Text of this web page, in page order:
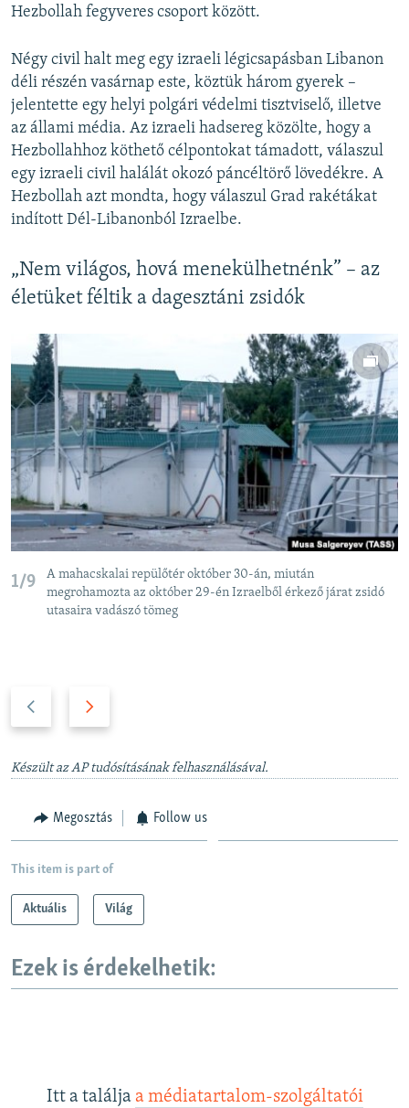
Hezbollah fegyveres csoport között.
Négy civil halt meg egy izraeli légicsapásban Libanon
déli részén vasárnap este, köztük három gyerek –
jelentette egy helyi polgári védelmi tisztviselő, illetve
az állami média. Az izraeli hadsereg közölte, hogy a
Hezbollahhoz köthető célpontokat támadott, válaszul
egy izraeli civil halálát okozó páncéltörő lövedékre. A
Hezbollah azt mondta, hogy válaszul Grad rakétákat
indított Dél-Libanonból Izraelbe.
„Nem világos, hová menekülhetnénk” – az
életüket féltik a dagesztáni zsidók
1/9
A mahacskalai repülőtér október 30-án, miután
megrohamozta az október 29-én Izraelből érkező járat zsidó
utasaira vadászó tömeg
v
l
i
e
t
l
Készült az AP tudósításának felhasználásával.
Megosztás Follow us
This item is part of
Aktuális Világ
Ezek is érdekelhetik:
Itt a találja a médiatartalom-szolgáltatói